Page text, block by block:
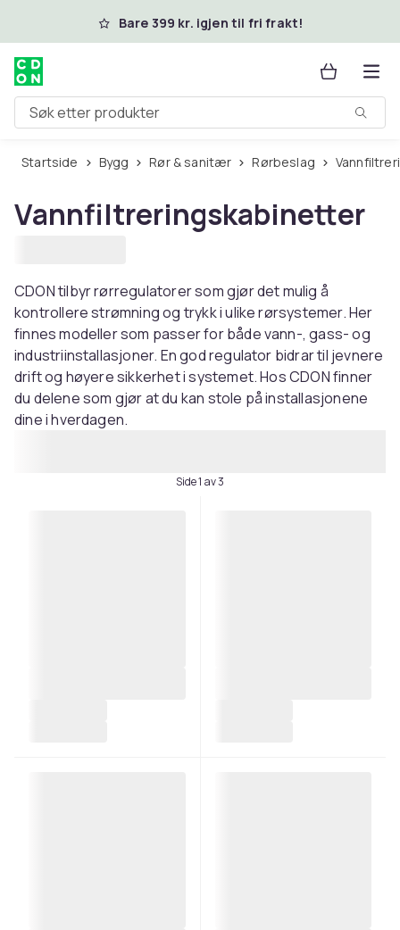
Hopp til hovedinnholdBare 399 kr. igjen til fri frakt!
Søk etter produkter
Startside Bygg Rør & sanitær Rørbeslag
Vannfiltreringskabinetter
CDON tilbyr rørregulatorer som gjør det mulig å
kontrollere strømning og trykk i ulike rørsystemer. Her
finnes modeller som passer for både vann-, gass- og
industriinstallasjoner. En god regulator bidrar til jevnere
drift og høyere sikkerhet i systemet. Hos CDON finner
du delene som gjør at du kan stole på installasjonene
dine i hverdagen.
Side 1 av 3